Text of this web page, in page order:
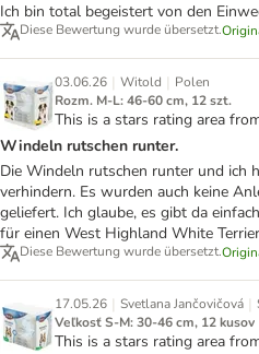
Ich bin total begeistert von den
Diese Bewertung wurde übersetzt.
03.06.26 | Witold | Polen
Rozm. M-L: 46-60 cm, 12 szt.
This is a stars rating area
Windeln rutschen runter.
Die Windeln rutschen runter und ich
verhindern. Es wurden auch keine
geliefert. Ich glaube, es gibt da
für einen West Highland White
Diese Bewertung wurde übersetzt.
17.05.26 | Svetlana Jančovičová |
Veľkosť S-M: 30-46 cm, 12 kusov
This is a stars rating area